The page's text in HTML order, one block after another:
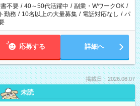
があります
不要 / 40～50代活躍中 / 副業・WワークOK /
勤務 / 10名以上の大量募集 / 電話対応なし / パ
応募する 詳細へ
掲載日：2026.08.07
未読